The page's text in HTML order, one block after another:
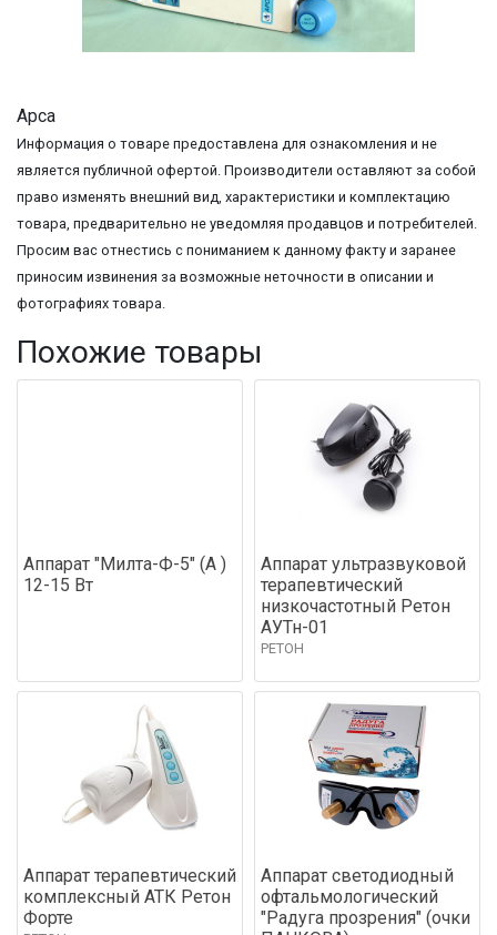
Арса
Информация о товаре предоставлена для ознакомления и не
является публичной офертой. Производители оставляют за собой
право изменять внешний вид, характеристики и комплектацию
товара, предварительно не уведомляя продавцов и потребителей.
Просим вас отнестись с пониманием к данному факту и заранее
приносим извинения за возможные неточности в описании и
фотографиях товара.
Похожие товары
Аппарат "Милта-Ф-5" (А )
12-15 Вт
Аппарат ультразвуковой
терапевтический
низкочастотный Ретон
АУТн-01
РЕТОН
Аппарат терапевтический
комплексный АТК Ретон
Форте
Аппарат светодиодный
офтальмологический
"Радуга прозрения" (очки